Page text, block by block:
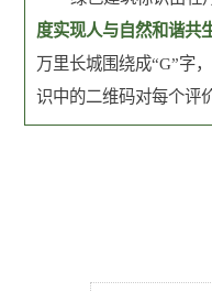
度实现人与自然和谐共
万里长城围绕成“G”字
识中的二维码对每个评